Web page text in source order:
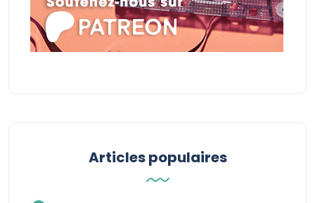
Articles populaires